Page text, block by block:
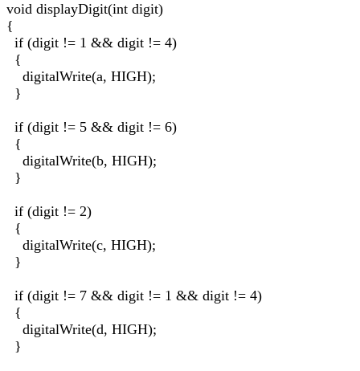
void displayDigit(int digit)
{
if (digit != 1 && digit != 4)
{
digitalWrite(a, HIGH);
}
if (digit != 5 && digit != 6)
{
digitalWrite(b, HIGH);
}
if (digit != 2)
{
digitalWrite(c, HIGH);
}
if (digit != 7 && digit != 1 && digit != 4)
{
digitalWrite(d, HIGH);
}